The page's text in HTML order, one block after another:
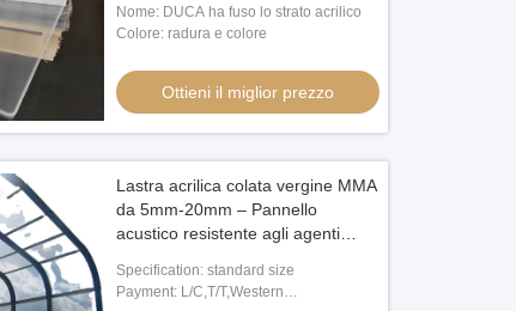
Nome: DUCA ha fuso lo strato acrilico
Colore: radura e colore
Ottieni il miglior prezzo
Lastra acrilica colata vergine MMA
da 5mm-20mm – Pannello
acustico resistente agli agenti
antirumore
Specification: standard size
Payment: L/C,T/T,Western